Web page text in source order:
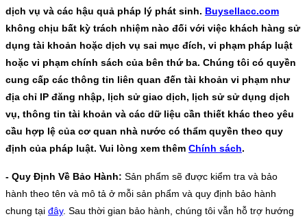
dịch vụ và các hậu quả pháp lý phát sinh. Buysellacc.com
không chịu bất kỳ trách nhiệm nào đối với việc khách hàng sử
dụng tài khoản hoặc dịch vụ sai mục đích, vi phạm pháp luật
hoặc vi phạm chính sách của bên thứ ba. Chúng tôi có quyền
cung cấp các thông tin liên quan đến tài khoản vi phạm như
địa chỉ IP đăng nhập, lịch sử giao dịch, lịch sử sử dụng dịch
vụ, thông tin tài khoản và các dữ liệu cần thiết khác theo yêu
cầu hợp lệ của cơ quan nhà nước có thẩm quyền theo quy
định của pháp luật. Vui lòng xem thêm Chính sách.
- Quy Định Về Bảo Hành: Sản phẩm sẽ được kiểm tra và bảo
hành theo tên và mô tả ở mỗi sản phẩm và quy định bảo hành
chung tại đây. Sau thời gian bảo hành, chúng tôi vẫn hỗ trợ hướng